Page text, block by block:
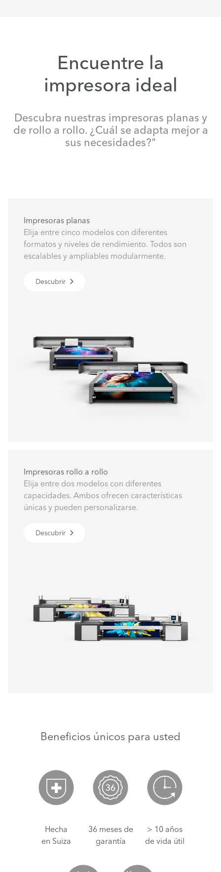
Encuentre la
impresora ideal
Descubra nuestras impresoras planas y
de rollo a rollo. ¿Cuál se adapta mejor a
sus necesidades?"
Impresoras planas
Elija entre cinco modelos con diferentes
formatos y niveles de rendimiento. Todos son
escalables y ampliables modularmente.
Descubrir
Impresoras rollo a rollo
Elija entre dos modelos con diferentes
capacidades. Ambos ofrecen características
únicas y pueden personalizarse.
Descubrir
Beneficios únicos para usted
Hecha
en Suiza
36 meses de
garantía
> 10 años
de vida útil